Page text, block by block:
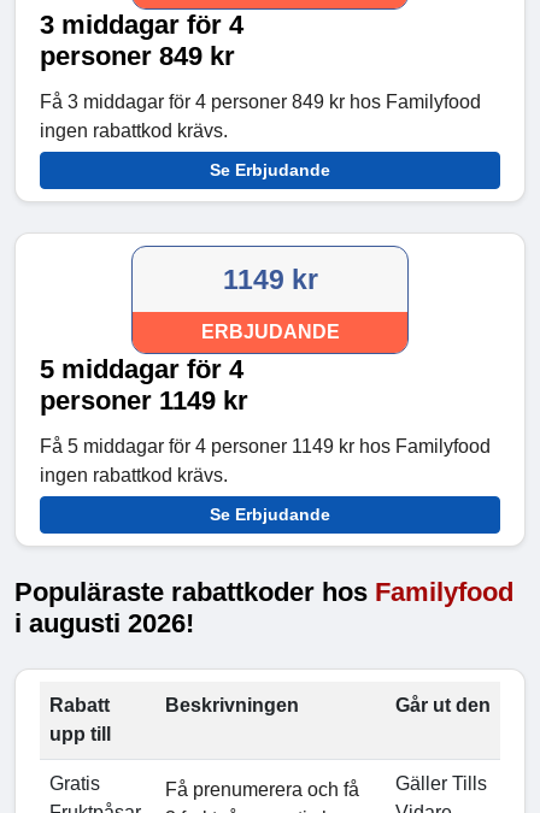
3 middagar för 4
personer 849 kr
Få 3 middagar för 4 personer 849 kr hos Familyfood
ingen rabattkod krävs.
Se Erbjudande
1149 kr
ERBJUDANDE
5 middagar för 4
personer 1149 kr
Få 5 middagar för 4 personer 1149 kr hos Familyfood
ingen rabattkod krävs.
Se Erbjudande
Populäraste rabattkoder hos Familyfood
i augusti 2026!
Rabatt
upp till
Beskrivningen Går ut den
Gratis
Få prenumerera och få
Gäller Tills